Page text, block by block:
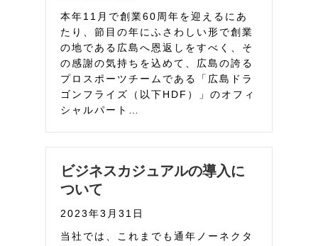
本年11月で創業60周年を迎えるにあ
たり、節目の年にふさわしい形で創業
の地である広島へ恩返しをすべく、そ
の感謝の気持ちを込めて、広島の誇る
プロスポーツチームである「広島ドラ
ゴンフライズ（以下HDF）」のオフィ
シャルパート…
ビジネスカジュアルの導入に
ついて
2023年3月31日
当社では、これまでも通年ノーネクタ